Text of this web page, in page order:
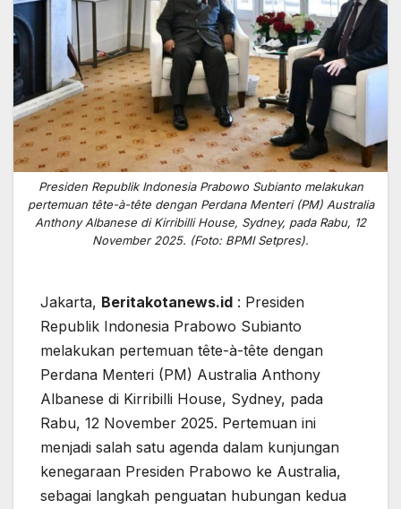
Presiden Republik Indonesia Prabowo Subianto melakukan
pertemuan tête-à-tête dengan Perdana Menteri (PM) Australia
Anthony Albanese di Kirribilli House, Sydney, pada Rabu, 12
November 2025. (Foto: BPMI Setpres).
Jakarta, Beritakotanews.id : Presiden
Republik Indonesia Prabowo Subianto
melakukan pertemuan tête-à-tête dengan
Perdana Menteri (PM) Australia Anthony
Albanese di Kirribilli House, Sydney, pada
Rabu, 12 November 2025. Pertemuan ini
menjadi salah satu agenda dalam kunjungan
kenegaraan Presiden Prabowo ke Australia,
sebagai langkah penguatan hubungan kedua